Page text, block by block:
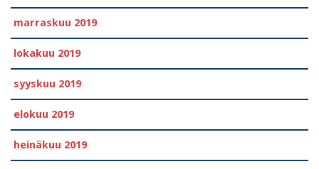
marraskuu 2019
lokakuu 2019
syyskuu 2019
elokuu 2019
heinäkuu 2019